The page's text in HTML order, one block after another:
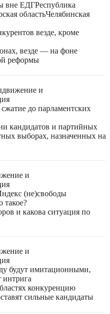
вне ЕДГРеспублика
областьЧелябинская
везде, кроме
везде — на фоне
реформы
и
до парламентских
кандидатов и партийных
выборах, назначенных на
и
(не)свободы
такое?
и какова ситуация по
и
будут имитационными,
интрига
конкуренцию
сильные кандидаты